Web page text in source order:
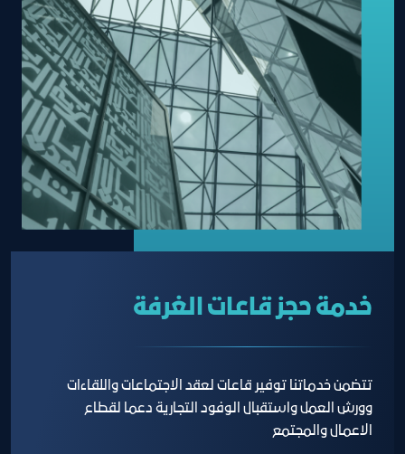
خدمة حجز قاعات الغرفة
تتضمن خدماتنا توفير قاعات لعقد الاجتماعات واللقاءات
وورش العمل واستقبال الوفود التجارية دعما لقطاع
الاعمال والمجتمع